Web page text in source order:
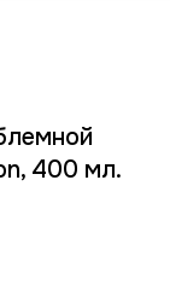
400 мл.